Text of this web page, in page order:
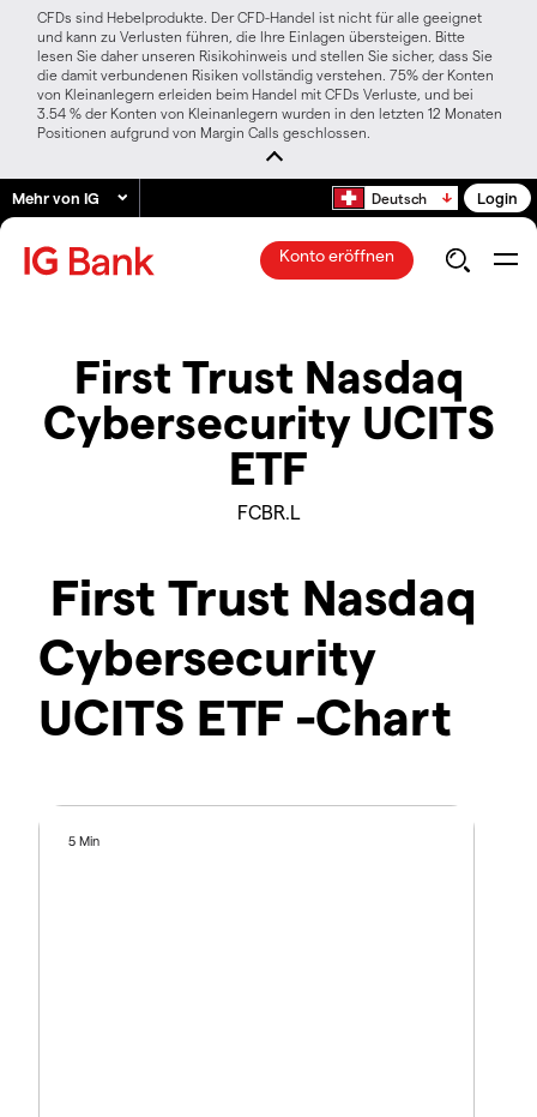
CFDs sind Hebelprodukte. Der CFD-Handel ist nicht für alle geeignet
und kann zu Verlusten führen, die Ihre Einlagen übersteigen. Bitte
lesen Sie daher unseren Risikohinweis und stellen Sie sicher, dass Sie
die damit verbundenen Risiken vollständig verstehen. 75% der Konten
von Kleinanlegern erleiden beim Handel mit CFDs Verluste, und bei
3.54 % der Konten von Kleinanlegern wurden in den letzten 12 Monaten
Positionen aufgrund von Margin Calls geschlossen.
Mehr von IG Deutsch Login
Konto eröffnen
First Trust Nasdaq
Cybersecurity UCITS
ETF
FCBR.L
First Trust Nasdaq
Cybersecurity
UCITS ETF -Chart
5 Min